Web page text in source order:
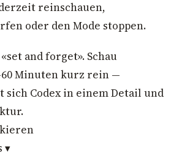
reinschauen,
oder den Mode stoppen.
and forget». Schau
Minuten kurz rein —
sich Codex in einem Detail und
▾